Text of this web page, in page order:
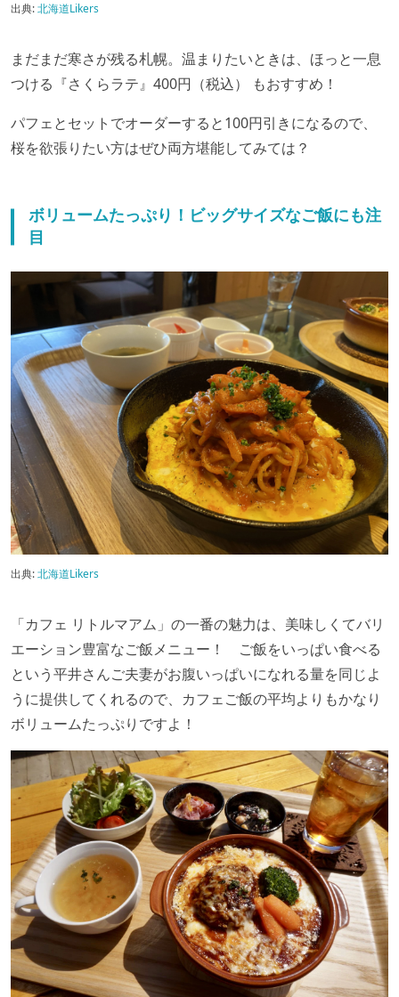
出典:北海道Likers
まだまだ寒さが残る札幌。温まりたいときは、ほっと一息
つける『さくらラテ』400円（税込） もおすすめ！
パフェとセットでオーダーすると100円引きになるので、
桜を欲張りたい方はぜひ両方堪能してみては？
ボリュームたっぷり！ビッグサイズなご飯にも注
目
出典:北海道Likers
「カフェ リトルマアム」の一番の魅力は、美味しくてバリ
エーション豊富なご飯メニュー！ ご飯をいっぱい食べる
という平井さんご夫妻がお腹いっぱいになれる量を同じよ
うに提供してくれるので、カフェご飯の平均よりもかなり
ボリュームたっぷりですよ！